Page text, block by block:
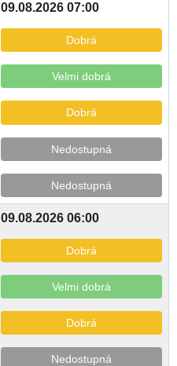
09.08.2026 07:00
Dobrá
Velmi dobrá
Dobrá
Nedostupná
Nedostupná
09.08.2026 06:00
Dobrá
Velmi dobrá
Dobrá
Nedostupná